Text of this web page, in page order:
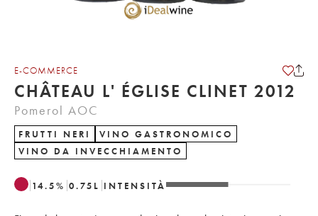
E-COMMERCE
CHÂTEAU L' ÉGLISE CLINET 2012
Pomerol AOC
FRUTTI NERI
VINO GASTRONOMICO
VINO DA INVECCHIAMENTO
14.5% 0.75 L INTENSITÀ